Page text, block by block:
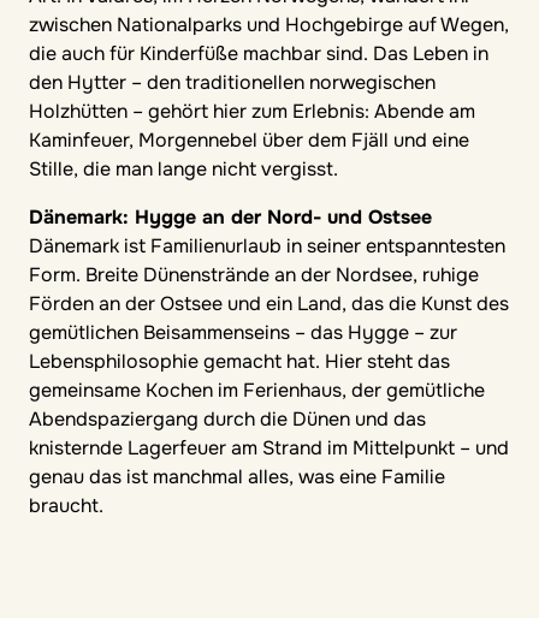
zwischen Nationalparks und Hochgebirge auf Wegen,
die auch für Kinderfüße machbar sind. Das Leben in
den Hytter – den traditionellen norwegischen
Holzhütten – gehört hier zum Erlebnis: Abende am
Kaminfeuer, Morgennebel über dem Fjäll und eine
Stille, die man lange nicht vergisst.
Dänemark: Hygge an der Nord- und Ostsee
Dänemark ist Familienurlaub in seiner entspanntesten
Form. Breite Dünenstrände an der Nordsee, ruhige
Förden an der Ostsee und ein Land, das die Kunst des
gemütlichen Beisammenseins – das Hygge – zur
Lebensphilosophie gemacht hat. Hier steht das
gemeinsame Kochen im Ferienhaus, der gemütliche
Abendspaziergang durch die Dünen und das
knisternde Lagerfeuer am Strand im Mittelpunkt – und
genau das ist manchmal alles, was eine Familie
braucht.